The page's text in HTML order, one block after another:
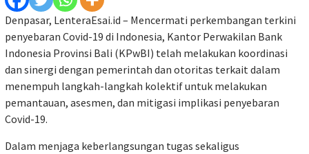
Denpasar, LenteraEsai.id – Mencermati perkembangan terkini
penyebaran Covid-19 di Indonesia, Kantor Perwakilan Bank
Indonesia Provinsi Bali (KPwBI) telah melakukan koordinasi
dan sinergi dengan pemerintah dan otoritas terkait dalam
menempuh langkah-langkah kolektif untuk melakukan
pemantauan, asesmen, dan mitigasi implikasi penyebaran
Covid-19.
Dalam menjaga keberlangsungan tugas sekaligus